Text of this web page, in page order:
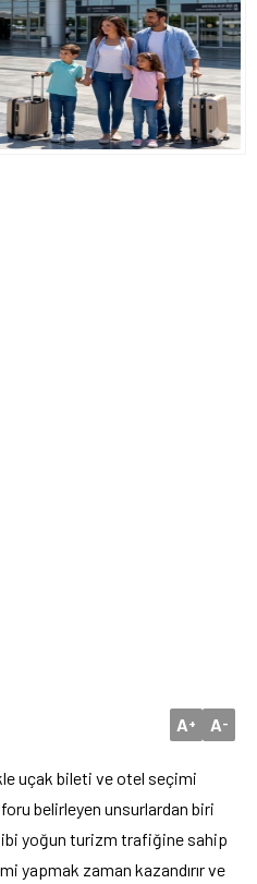
A+ A-
uçak bileti ve otel seçimi
belirleyen unsurlardan biri
gibi yoğun turizm trafiğine sahip
yapmak zaman kazandırır ve